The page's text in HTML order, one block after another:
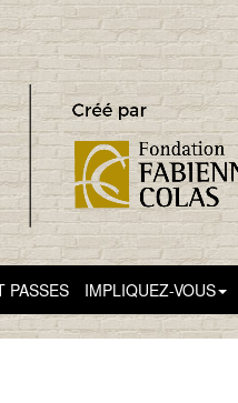
PASSES IMPLIQUEZ-VOUS